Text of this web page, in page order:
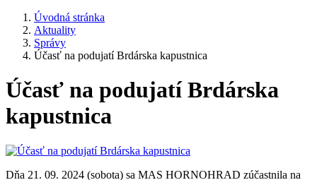
Úvodná stránka
Aktuality
Správy
Účasť na podujatí Brdárska kapustnica
Účasť na podujatí Brdárska
kapustnica
Dňa 21. 09. 2024 (sobota) sa MAS HORNOHRAD zúčastnila na